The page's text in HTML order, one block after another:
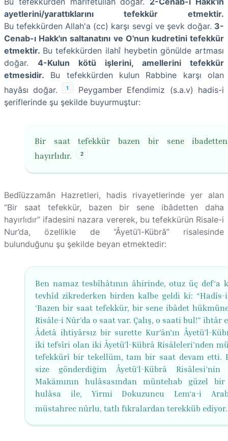
ayetlerini/yarattıklarını tefekkür etmektir.
Bu tefekkürden Allah'a (cc) karşı sevgi ve şevk doğar. 3-
Cenab-ı Hakk'ın saltanatını ve O'nun kudretini tefekkür
etmektir. Bu tefekkürden ilahî heybetin gönülde artması
doğar. 4-Kulun kötü işlerini, amellerini tefekkür
etmesidir. Bu tefekkürden kulun Rabbine karşı olan
hayâsı doğar.
1
Peygamber Efendimiz (s.a.v) hadis-i
şeriflerinde şu şekilde buyurmuştur:
Bir saat tefekkür bazen bir sene
hayırlıdır.
2
Bedîüzzamân Hazretleri, hadis rivayetlerinde yer alan
“Bir saat tefekkür, bazen bir sene ibâdetten daha
hayırlıdır” ifadesini nazara vererek, bu tefekkürün Risale-i
Nur’da, özellikle de “Âyetü’l-Kübrâ” risalesinde
bulunduğunu şu şekilde beyan etmektedir:
Ben namaz tesbîhâtının âhirinde, otuz üç def‘a
tevhîd zikrederken birden kalbe geldi ki:
‘Bazen bir saat tefekkür, bir sene ibâdet hükmüne
Risâle-i Nûr’da o saat var. Çalış, o saati bul!” ihtâr
Âdetâ ihtiyârsız bir surette Kur’ân’ın Âyetü’l-
iki tefsîri olan iki Âyetü’l-Kübrâ Risâleleri'nden
tefekkürî bir tekellüm, tam bir saat devam etti.
size gönderdiğim Âyetü’l-Kübrâ
Makāmının hulâsasından müntehab güzel bir
hulâsa ile, Yirmi Dokuzuncu Lem‘a-i
müstahrec nûrlu, tatlı fıkralardan terekküb ediyor.